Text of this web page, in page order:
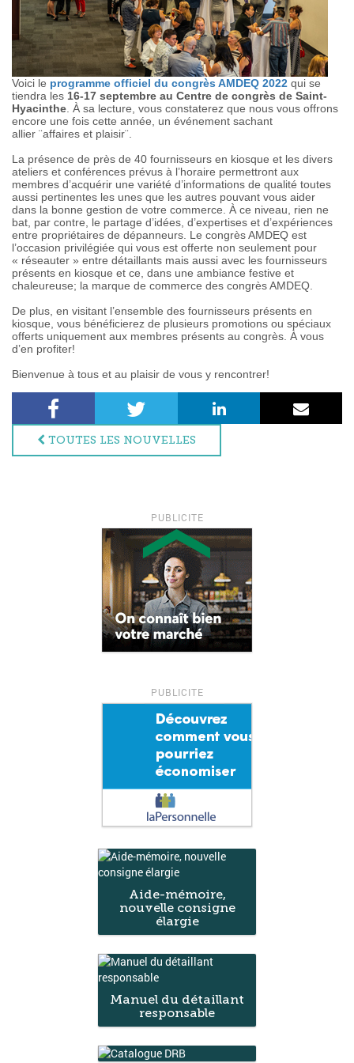
Voici le programme officiel du congrès AMDEQ 2022 qui se
tiendra les 16-17 septembre au Centre de congrès de Saint-
Hyacinthe . À sa lecture, vous constaterez que nous vous offrons
encore une fois cette année, un événement sachant
allier ¨affaires et plaisir¨.
La présence de près de 40 fournisseurs en kiosque et les divers
ateliers et conférences prévus à l’horaire permettront aux
membres d’acquérir une variété d’informations de qualité toutes
aussi pertinentes les unes que les autres pouvant vous aider
dans la bonne gestion de votre commerce. À ce niveau, rien ne
bat, par contre, le partage d’idées, d’expertises et d’expériences
entre propriétaires de dépanneurs. Le congrès AMDEQ est
l’occasion privilégiée qui vous est offerte non seulement pour
« réseauter » entre détaillants mais aussi avec les fournisseurs
présents en kiosque et ce, dans une ambiance festive et
chaleureuse; la marque de commerce des congrès AMDEQ.
De plus, en visitant l’ensemble des fournisseurs présents en
kiosque, vous bénéficierez de plusieurs promotions ou spéciaux
offerts uniquement aux membres présents au congrès. À vous
d’en profiter!
Bienvenue à tous et au plaisir de vous y rencontrer!
Facebook LinkedIn
TOUTES LES NOUVELLES
Aide-mémoire,
nouvelle consigne
élargie
Manuel du détaillant
responsable